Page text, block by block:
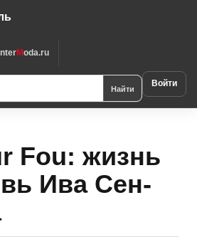
InterModa.ru
Найти Войти
Fou: жизнь
Ива Сен-